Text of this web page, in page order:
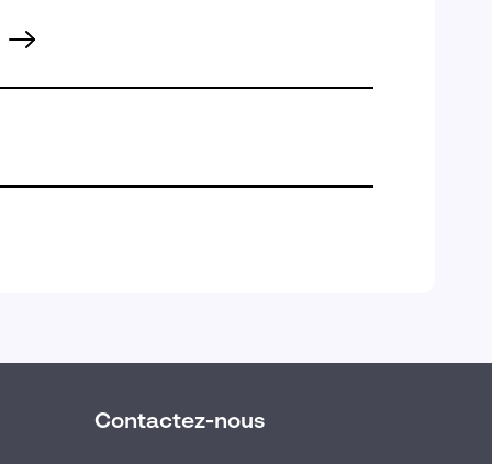
Contactez-nous